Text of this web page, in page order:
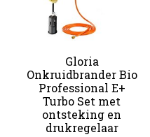
Gloria
Onkruidbrander Bio
Professional E+
Turbo Set met
ontsteking en
drukregelaar